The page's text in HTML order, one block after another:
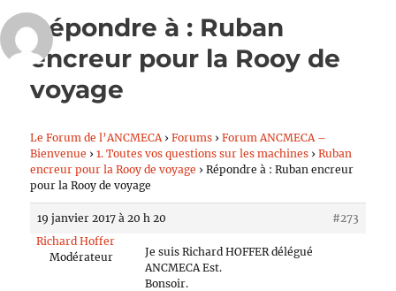
Répondre à : Ruban
encreur pour la Rooy de
voyage
Le Forum de l’ANCMECA › Forums › Forum ANCMECA –
Bienvenue › 1. Toutes vos questions sur les machines › Ruban
encreur pour la Rooy de voyage › Répondre à : Ruban encreur
pour la Rooy de voyage
19 janvier 2017 à 20 h 20
#273
Richard Hoffer
Modérateur
Je suis Richard HOFFER délégué
ANCMECA Est.
Bonsoir.